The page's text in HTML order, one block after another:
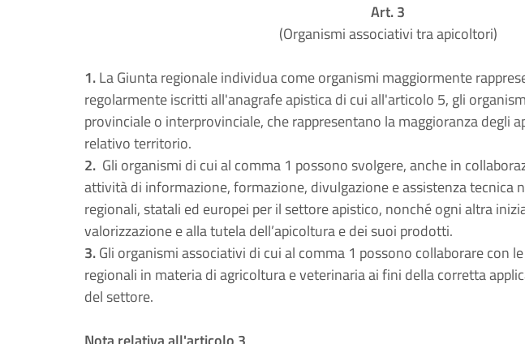
Art. 3
(Organismi associativi tra apicoltori)
1.La Giunta regionale individua come organismi maggiormente
regolarmente iscritti all'anagrafe apistica di cui all'articolo 5, gli
provinciale o interprovinciale, che rappresentano la maggioranza degli
relativo territorio.
2. Gli organismi di cui al comma 1 possono svolgere, anche in
attività di informazione, formazione, divulgazione e assistenza tecnica
regionali, statali ed europei per il settore apistico, nonché ogni altra
valorizzazione e alla tutela dell’apicoltura e dei suoi prodotti.
3.Gli organismi associativi di cui al comma 1 possono collaborare con
regionali in materia di agricoltura e veterinaria ai fini della corretta
del settore.